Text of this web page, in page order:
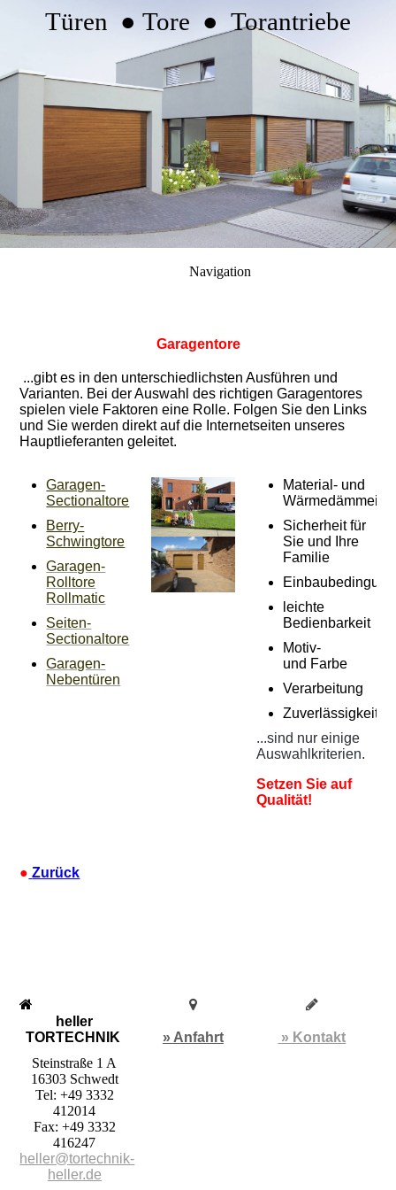
Türen ● Tore ● Torantriebe
Navigation
Garagentore
...gibt es in den unterschiedlichsten Ausführen und
Varianten. Bei der Auswahl des richtigen Garagentores
spielen viele Faktoren eine Rolle. Folgen Sie den Links
und Sie werden direkt auf die Internetseiten unseres
Hauptlieferanten geleitet.
Garagen-
Sectionaltore
Berry-
Schwingtore
Garagen-
Rolltore
Rollmatic
Seiten-
Sectionaltore
Garagen-
Nebentüren
Material- und
Sicherheit für
Sie und Ihre
Familie
leichte
Bedienbarkeit
Motiv-
und Farbe
Verarbeitung
Zuverlässigkeit
...sind nur einige
Auswahlkriterien.
Setzen Sie auf
Qualität!
● Zurück
heller
TORTECHNIK
Steinstraße 1 A
16303 Schwedt
Tel: +49 3332
412014
Fax: +49 3332
416247
heller@tortechnik-
heller.de
» Anfahrt » Kontakt